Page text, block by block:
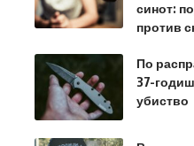
синот:
против
По
37-
убиство